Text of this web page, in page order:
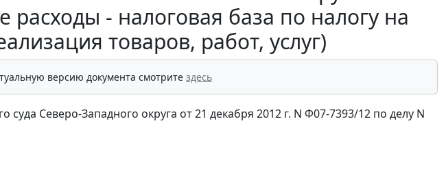
- налоговая база по налогу на
товаров, работ, услуг)
версию документа смотрите здесь
Северо-Западного округа от 21 декабря 2012 г. N Ф07-7393/12 по делу N